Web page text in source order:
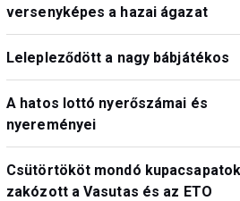
versenyképes a hazai ágazat
Lelepleződött a nagy bábjátékos
A hatos lottó nyerőszámai és
nyereményei
Csütörtököt mondó
zakózott a Vasutas és az ETO